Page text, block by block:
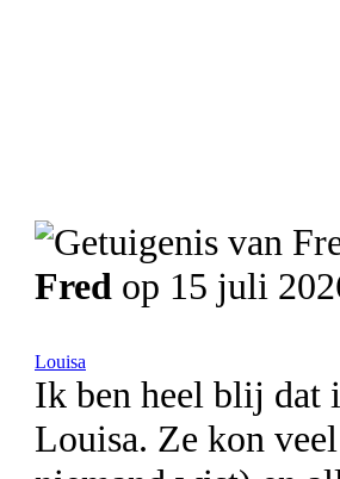
Fred op 15 juli
Louisa
Ik ben heel blij dat
Louisa. Ze kon